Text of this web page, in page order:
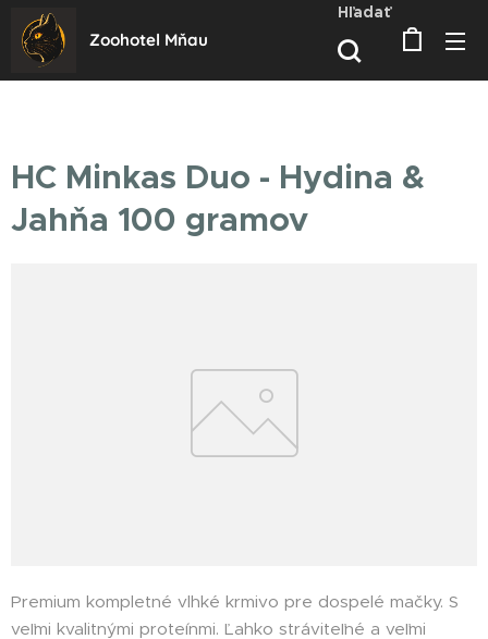
Zoohotel Mňau
Hľadať
HC Minkas Duo - Hydina &
Jahňa 100 gramov
Premium kompletné vlhké krmivo pre dospelé mačky. S
veľmi kvalitnými proteínmi. Ľahko stráviteľné a veľmi